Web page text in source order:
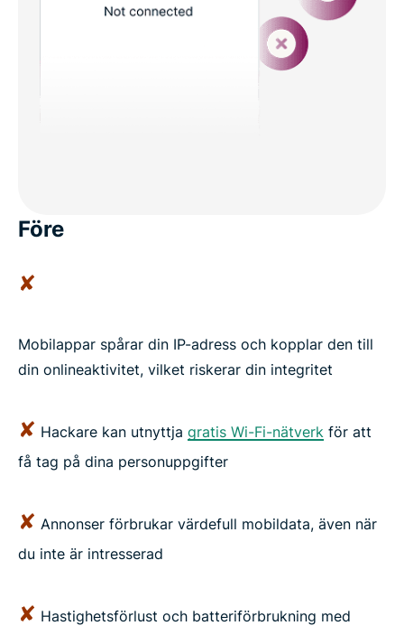
Före
✘
Mobilappar spårar din IP-adress och kopplar den till
din onlineaktivitet, vilket riskerar din integritet
✘ Hackare kan utnyttja gratis Wi-Fi-nätverk för att
få tag på dina personuppgifter
✘ Annonser förbrukar värdefull mobildata, även när
du inte är intresserad
✘ Hastighetsförlust och batteriförbrukning med